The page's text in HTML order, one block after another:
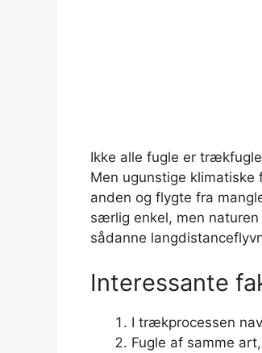
Ikke alle fugle er
Men ugunstige
anden og flygte fra
særlig enkel, men
sådanne
Interessante
I trækprocessen
Fugle af samme